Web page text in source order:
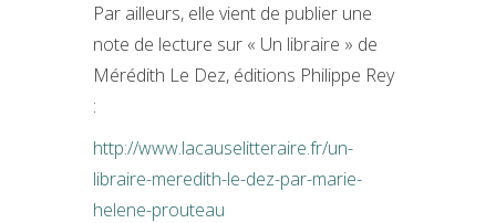
Par ailleurs, elle vient de publier une
note de lecture sur « Un libraire » de
Mérédith Le Dez, éditions Philippe Rey
:
http://www.lacauselitteraire.fr/un-
libraire-meredith-le-dez-par-marie-
helene-prouteau